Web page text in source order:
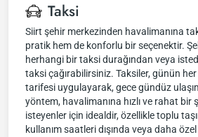
Taksi
Siirt şehir merkezinden havalimanına
pratik hem de konforlu bir seçenektir.
herhangi bir taksi durağından veya
taksi çağırabilirsiniz. Taksiler, günün
tarifesi uygulayarak, gece gündüz
yöntem, havalimanına hızlı ve rahat bir
isteyenler için idealdir, özellikle toplu
kullanım saatleri dışında veya daha